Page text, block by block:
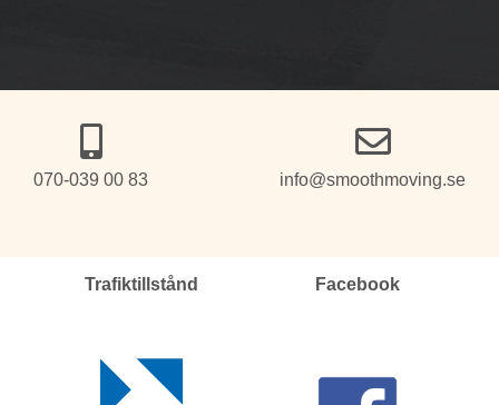
070-039 00 83 info@smoothmoving.se
Trafiktillstånd Facebook